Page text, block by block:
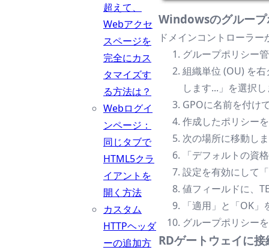
超えて、
Webアクセ
スページを
完全にカス
タマイズす
る方法は？
Webログイ
ンページ：
同じタブで
HTML5クラ
イアントを
開く方法
カスタム
HTTPヘッダ
ーの追加方
Windowsのグループ
ドメインコントローラー
グループポリシー
組織単位 (OU) を
します...」を選択
GPOに名前を付け
作成したポリシー
次の場所に移動し
「デフォルトの資
設定を有効にして
値フィールドに、
「適用」と「OK
グループポリシー
RDゲートウェイに